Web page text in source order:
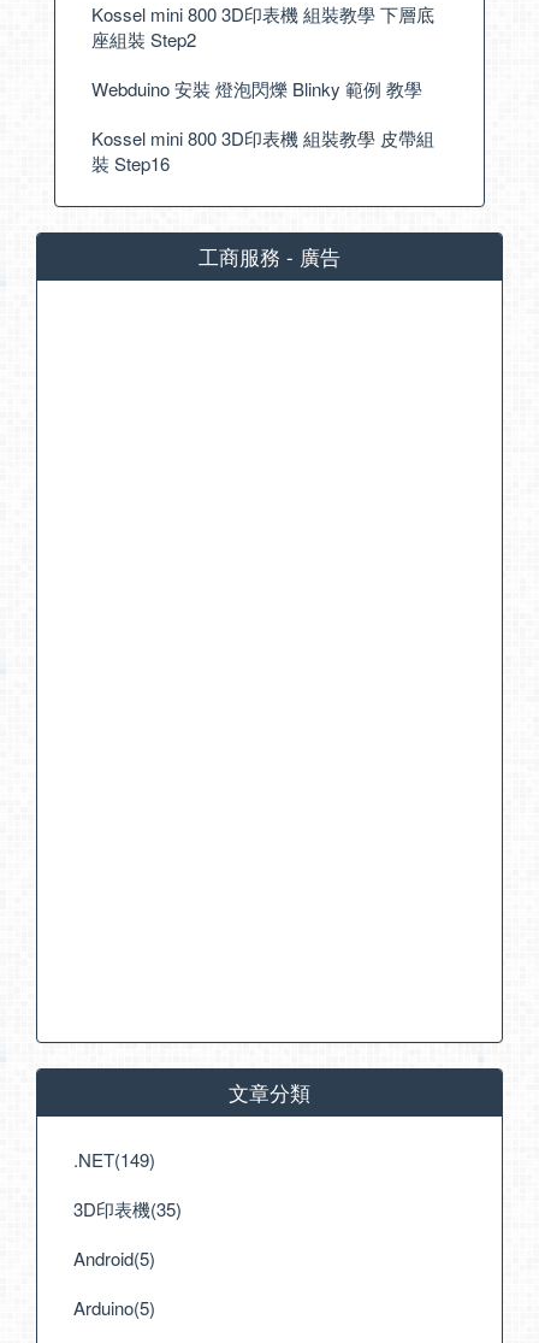
Kossel mini 800 3D印表機 組裝教學 下層底
座組裝 Step2
Webduino 安裝 燈泡閃爍 Blinky 範例 教學
Kossel mini 800 3D印表機 組裝教學 皮帶組
裝 Step16
工商服務 - 廣告
文章分類
.NET(149)
3D印表機(35)
Android(5)
Arduino(5)